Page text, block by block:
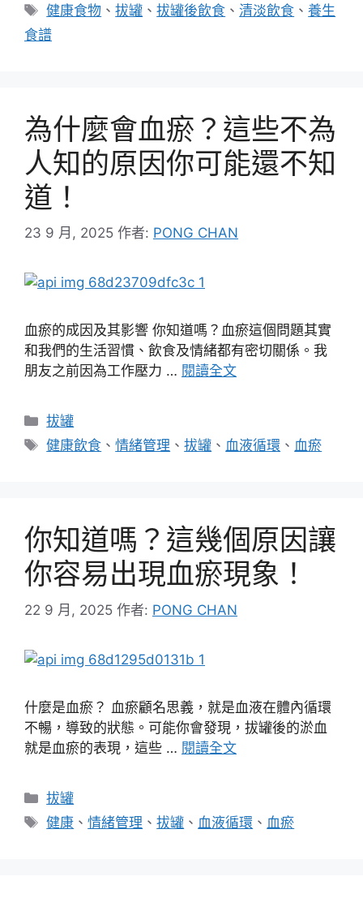
標
籤
健康食物 、拔罐 、拔罐後飲食 、清淡飲食 、養生
食譜
為什麼會血瘀？這些不為
人知的原因你可能還不知
道！
23 9 月, 2025 作者: PONG CHAN
血瘀的成因及其影響 你知道嗎？血瘀這個問題其實
和我們的生活習慣、飲食及情緒都有密切關係。我
朋友之前因為工作壓力 … 閱讀全文
分
類
拔罐
標
健康飲食 、情緒管理 、拔罐 、 血液循環 、 血瘀
你知道嗎？這幾個原因讓
你容易出現血瘀現象！
22 9 月, 2025 作者: PONG CHAN
什麼是血瘀？ 血瘀顧名思義，就是血液在體內循環
不暢，導致的狀態。可能你會發現，拔罐後的淤血
就是血瘀的表現，這些 … 閱讀全文
分
類
拔罐
標
健康 、情緒管理 、拔罐 、 血液循環 、 血瘀